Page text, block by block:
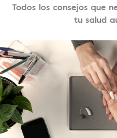
Todos los consejos que
tu salud